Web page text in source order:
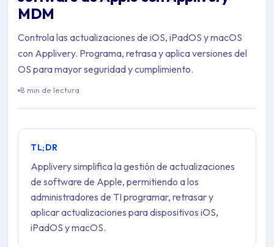
MDM
Controla las actualizaciones de iOS, iPadOS y macOS
con Applivery. Programa, retrasa y aplica versiones del
OS para mayor seguridad y cumplimiento.
8 min de lectura
TL;DR
Applivery simplifica la gestión de actualizaciones
de software de Apple, permitiendo a los
administradores de TI programar, retrasar y
aplicar actualizaciones para dispositivos iOS,
iPadOS y macOS.